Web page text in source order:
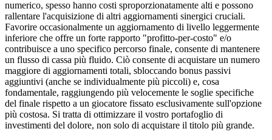
numerico, spesso hanno costi sproporzionatamente alti e possono
rallentare l'acquisizione di altri aggiornamenti sinergici cruciali.
Favorire occasionalmente un aggiornamento di livello leggermente
inferiore che offre un forte rapporto "profitto-per-costo" e/o
contribuisce a uno specifico percorso finale, consente di mantenere
un flusso di cassa più fluido. Ciò consente di acquistare un numero
maggiore di aggiornamenti totali, sbloccando bonus passivi
aggiuntivi (anche se individualmente più piccoli) e, cosa
fondamentale, raggiungendo più velocemente le soglie specifiche
del finale rispetto a un giocatore fissato esclusivamente sull'opzione
più costosa. Si tratta di ottimizzare il vostro portafoglio di
investimenti del dolore, non solo di acquistare il titolo più grande.